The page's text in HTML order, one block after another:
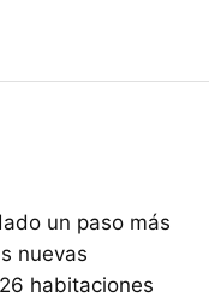
un paso más
nuevas
habitaciones